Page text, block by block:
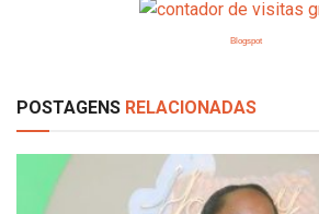
Blogspot
POSTAGENS RELACIONADAS